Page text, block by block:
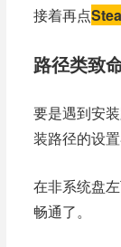
接着再点
路径类致
要是遇到安
装路径的设
在非系统盘
畅通了。